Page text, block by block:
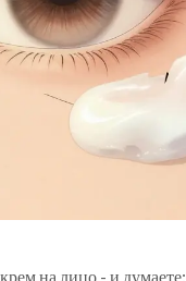
на лицо - и думаете: